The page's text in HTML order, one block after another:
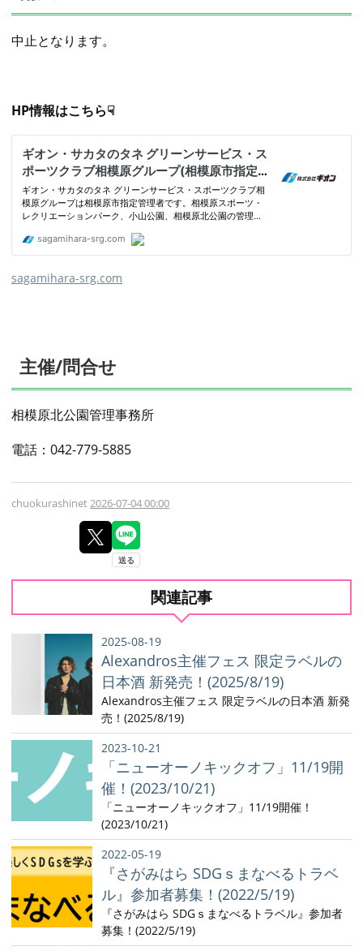
中止となります。
HP情報はこちら☟
sagamihara-srg.com
主催/問合せ
相模原北公園管理事務所
電話：042-779-5885
chuokurashinet2026-07-04 00:00
関連記事
2025-08-19
Alexandros主催フェス 限定ラベルの
日本酒 新発売！(2025/8/19)
Alexandros主催フェス 限定ラベルの日本酒 新発
売！(2025/8/19)
2023-10-21
「ニューオーノキックオフ」11/19開
催！(2023/10/21)
「ニューオーノキックオフ」11/19開催！
(2023/10/21)
2022-05-19
『さがみはら SDGｓまなべるトラベ
ル』参加者募集！(2022/5/19)
『さがみはら SDGｓまなべるトラベル』参加者
募集！(2022/5/19)